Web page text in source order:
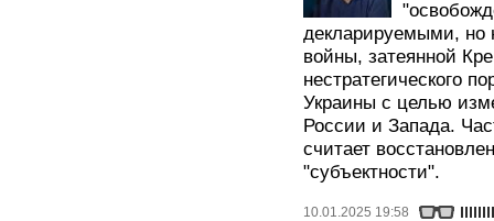
декларируемыми, но
войны, затеянной
нестратегического
Украины с целью
России и Запада.
считает
"субъектности".
10.01.2025 19:58